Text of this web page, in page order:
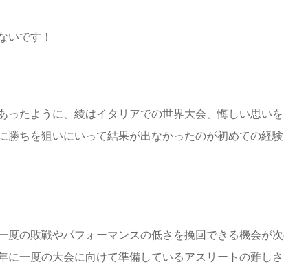
いです！
ったように、綾はイタリアでの世界大会、悔しい思い
勝ちを狙いにいって結果が出なかったのが初めての経
度の敗戦やパフォーマンスの低さを挽回できる機会が
に一度の大会に向けて準備しているアスリートの難し